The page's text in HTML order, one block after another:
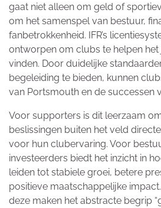
gaat niet alleen om geld of
om het samenspel van bestuur,
fanbetrokkenheid. IFR’s
ontworpen om clubs te helpen
vinden. Door duidelijke
begeleiding te bieden, kunnen
van Portsmouth en de successen
Voor supporters is dit leerzaam
beslissingen buiten het veld
voor hun clubervaring. Voor
investeerders biedt het inzicht in
leiden tot stabiele groei, betere
positieve maatschappelijke
deze maken het abstracte begrip